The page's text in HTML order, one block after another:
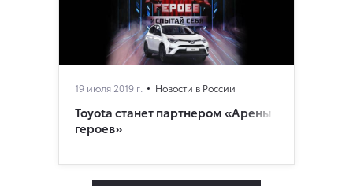
19 июля 2019 г. Новости в России
Toyota станет партнером «Арены
героев»